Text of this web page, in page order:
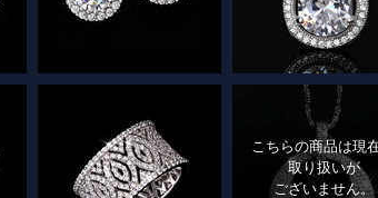
こちらの商品は現
取り扱いが
ございません。